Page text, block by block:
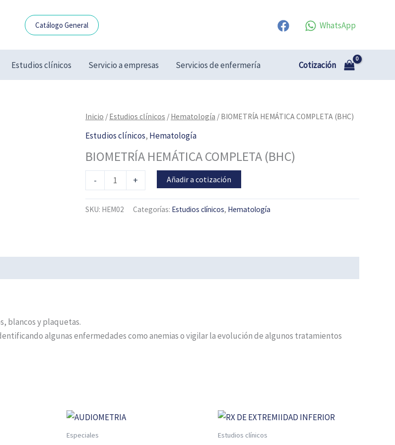
Catálogo General WhatsApp
Estudios clínicos Servicio a empresas Servicios de enfermería Cotización
Inicio / Estudios clínicos / Hematología / BIOMETRÍA HEMÁTICA COMPLETA (BHC)
Estudios clínicos, Hematología
BIOMETRÍA HEMÁTICA COMPLETA (BHC)
-
BIOMETRÍA
HEMÁTICA
(BHC)
cantidad
+ Añadir a cotización
SKU: HEM02 Categorías: Estudios clínicos, Hematología
blancos y plaquetas.
algunas enfermedades como anemias o vigilar la evolución de algunos tratamientos
Especiales Estudios clínicos